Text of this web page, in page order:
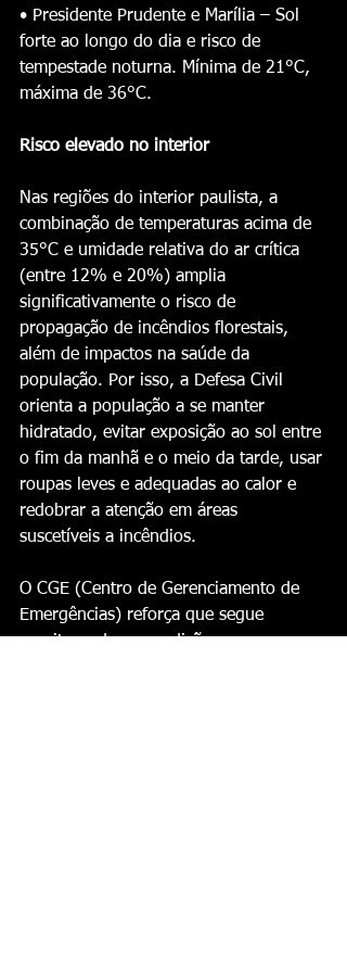
• Presidente Prudente e Marília – Sol
forte ao longo do dia e risco de
tempestade noturna. Mínima de 21°C,
máxima de 36°C.
Risco elevado no interior
Nas regiões do interior paulista, a
combinação de temperaturas acima de
35°C e umidade relativa do ar crítica
(entre 12% e 20%) amplia
significativamente o risco de
propagação de incêndios florestais,
além de impactos na saúde da
população. Por isso, a Defesa Civil
orienta a população a se manter
hidratado, evitar exposição ao sol entre
o fim da manhã e o meio da tarde, usar
roupas leves e adequadas ao calor e
redobrar a atenção em áreas
suscetíveis a incêndios.
O CGE (Centro de Gerenciamento de
Emergências) reforça que segue
monitorando as condições